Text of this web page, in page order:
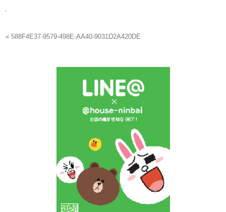
« 588F4E37-9579-498E-AA40-9031D2A420DE